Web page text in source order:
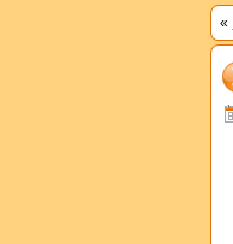
«